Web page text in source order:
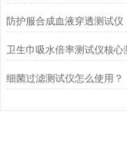
卫生巾吸水倍率测试仪核心
细菌过滤测试仪怎么使用？